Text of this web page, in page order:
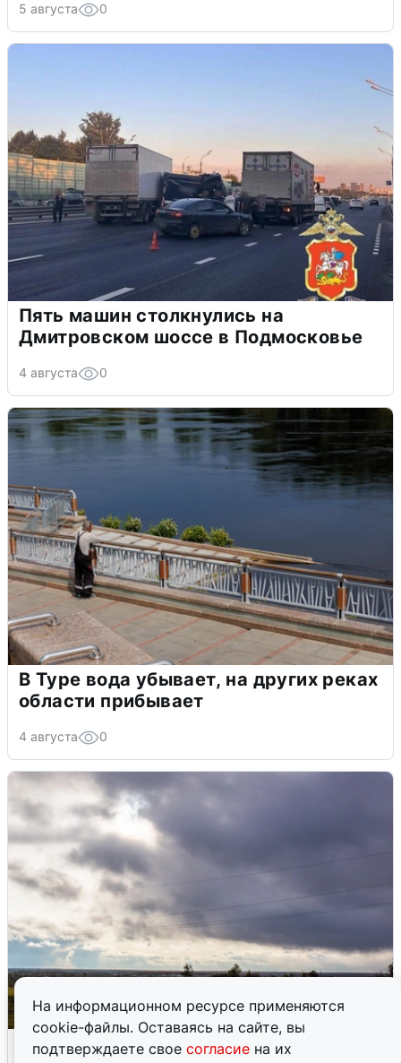
На информационном ресурсе применяются
cookie-файлы. Оставаясь на сайте, вы
подтверждаете свое согласие на их
5 августа 0
Пять машин столкнулись на
Дмитровском шоссе в Подмосковье
4 августа 0
В Туре вода убывает, на других реках
области прибывает
4 августа 0
Над ХМАО впервые сбили